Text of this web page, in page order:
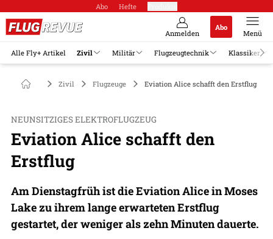
Abo Hefte
Anmelden
Abo
Menü
Alle Fly+ Artikel Zivil Militär Flugzeugtechnik Klassiker
Zivil Flugzeuge Eviation Alice schafft den Erstflug
NEUNSITZIGES ELEKTROFLUGZEUG
Eviation Alice schafft den
Erstflug
Am Dienstagfrüh ist die Eviation Alice in Moses
Lake zu ihrem lange erwarteten Erstflug
gestartet, der weniger als zehn Minuten dauerte.